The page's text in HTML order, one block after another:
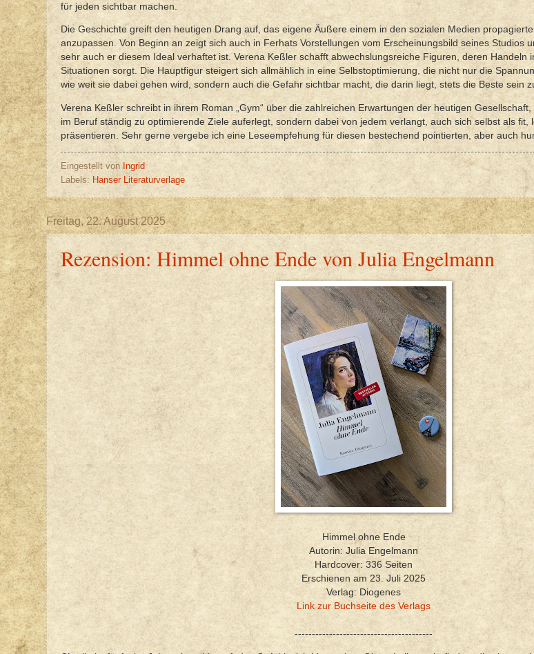
für jeden sichtbar machen.
Die Geschichte greift den heutigen Drang auf, das eigene Äußere einem in den sozialen Medien
anzupassen. Von Beginn an zeigt sich auch in Ferhats Vorstellungen vom Erscheinungsbild seines Studios
sehr auch er diesem Ideal verhaftet ist. Verena Keßler schafft abwechslungsreiche Figuren, deren Handeln
Situationen sorgt. Die Hauptfigur steigert sich allmählich in eine Selbstoptimierung, die nicht nur die
wie weit sie dabei gehen wird, sondern auch die Gefahr sichtbar macht, die darin liegt, stets die Beste sein
Verena Keßler schreibt in ihrem Roman „Gym“ über die zahlreichen Erwartungen der heutigen
im Beruf ständig zu optimierende Ziele auferlegt, sondern dabei von jedem verlangt, auch sich selbst als fit,
präsentieren. Sehr gerne vergebe ich eine Leseempfehung für diesen bestechend pointierten, aber auch
Eingestellt von Ingrid
Labels: Hanser Literaturverlage
Freitag, 22. August 2025
Rezension: Himmel ohne Ende von Julia Engelmann
Himmel ohne Ende
Autorin: Julia Engelmann
Hardcover: 336 Seiten
Erschienen am 23. Juli 2025
Verlag: Diogenes
Link zur Buchseite des Verlags
----------------------------------------